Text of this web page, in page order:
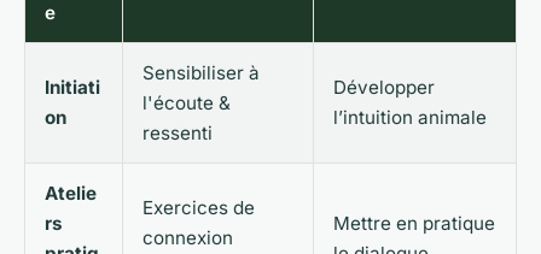
e
Initiati
on
Sensibiliser à
l'écoute &
ressenti
Développer
l’intuition animale
Atelie
rs
Exercices de
connexion
Mettre en pratique